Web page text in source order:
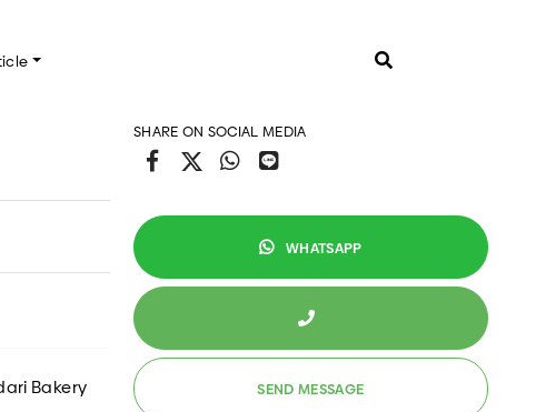
ANEKA KUE
Bakery
SHARE ON SOCIAL MEDIA
WHATSAPP